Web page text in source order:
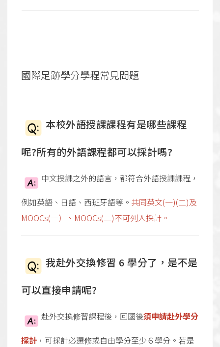
國際足跡學分學程常見問題
本校外語授課課程有是哪些課程
呢?所有的外語課程都可以採計嗎?
中文授課之外的語言，都符合外語授課課程，
例如英語、日語、西班牙語等。 共同英文(一)(二)及
MOOCs(一）、MOOCs(二)不可列入採計。
我赴外交換修習 6 學分了，是不是
可以直接申請呢?
赴外交換修習課程後，回國後須申請赴外學分
採計 ，可採計必選修或自由學分至少６學分。若是